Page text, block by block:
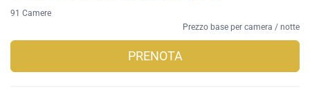
91 Camere
Prezzo base per camera / notte
PRENOTA